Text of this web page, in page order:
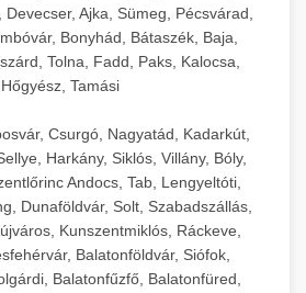
Devecser, Ajka, Sümeg, Pécsvárad,
Bonyhád, Bátaszék, Baja,
Tolna, Fadd, Paks, Kalocsa,
Hőgyész, Tamási
Csurgó, Nagyatád, Kadarkút,
Harkány, Siklós, Villány, Bóly,
Andocs, Tab, Lengyeltóti,
Dunaföldvár, Solt, Szabadszállás,
Kunszentmiklós, Ráckeve,
Balatonföldvár, Siófok,
Balatonfűzfő, Balatonfüred,